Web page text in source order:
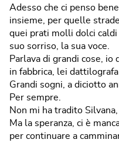
Adesso che ci penso
insieme, per quelle
quei prati molli dolci
suo sorriso, la sua voce.
Parlava di grandi cose, io
in fabbrica, lei dattilografa
Grandi sogni, a diciotto
Per sempre.
Non mi ha tradito
Ma la speranza, ci è
per continuare a